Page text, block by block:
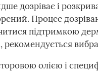
дозріває і
Процес
підтримкою
олією і